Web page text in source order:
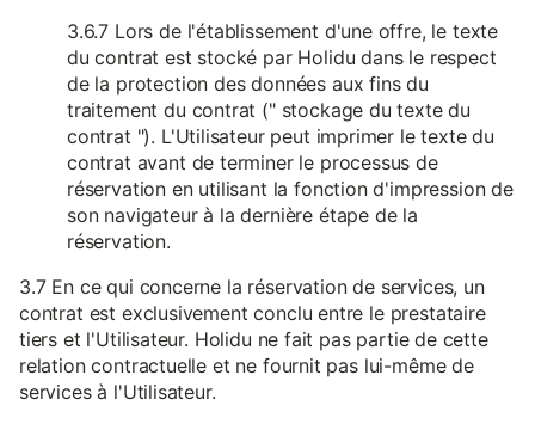
3.6.7 Lors de l'établissement d'une offre, le texte
du contrat est stocké par Holidu dans le respect
de la protection des données aux fins du
traitement du contrat (" stockage du texte du
contrat "). L'Utilisateur peut imprimer le texte du
contrat avant de terminer le processus de
réservation en utilisant la fonction d'impression de
son navigateur à la dernière étape de la
réservation.
3.7 En ce qui concerne la réservation de services, un
contrat est exclusivement conclu entre le prestataire
tiers et l'Utilisateur. Holidu ne fait pas partie de cette
relation contractuelle et ne fournit pas lui-même de
services à l'Utilisateur.